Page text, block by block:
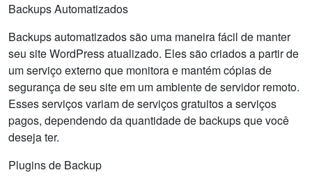
Backups Automatizados
Backups automatizados são uma maneira fácil de manter
seu site WordPress atualizado. Eles são criados a partir de
um serviço externo que monitora e mantém cópias de
segurança de seu site em um ambiente de servidor remoto.
Esses serviços variam de serviços gratuitos a serviços
pagos, dependendo da quantidade de backups que você
deseja ter.
Plugins de Backup